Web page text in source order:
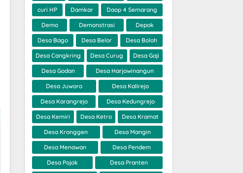
curi HP Damkar Daop 4 Semarang
Demo Demonstrasi Depok
Desa Bago Desa Belor Desa Boloh
Desa Cangkring Desa Curug Desa Gaji
Desa Godan Desa Harjowinangun
Desa Juworo Desa Kalirejo
Desa Karangrejo Desa Kedungrejo
Desa Kemiri Desa Ketro Desa Kramat
Desa Kronggen Desa Mangin
Desa Menawan Desa Pendem
Desa Pojok Desa Pranten